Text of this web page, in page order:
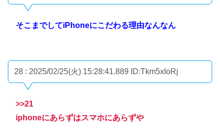
そこまでしてiPhoneにこだわる理由なんなん
28 : 2025/02/25(火) 15:28:41.889 ID:Tkm5xIoRj
>>21
iphoneにあらずはスマホにあらずや